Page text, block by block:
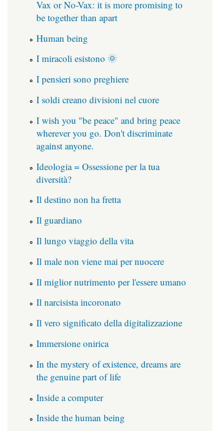
Vax or No-Vax: it is more promising to
be together than apart
Human being
I miracoli esistono 🌞
I pensieri sono preghiere
I soldi creano divisioni nel cuore
I wish you "be peace" and bring peace
wherever you go. Don't discriminate
against anyone.
Ideologia = Ossessione per la tua
diversità?
Il destino non ha fretta
Il guardiano
Il lungo viaggio della vita
Il male non viene mai per nuocere
Il miglior nutrimento per l'essere umano
Il narcisista incoronato
Il vero significato della digitalizzazione
Immersione onirica
In the mystery of existence, dreams are
the genuine part of life
Inside a computer
Inside the human being